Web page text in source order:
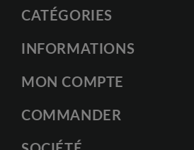
CATÉGORIES
INFORMATIONS
MON COMPTE
COMMANDER